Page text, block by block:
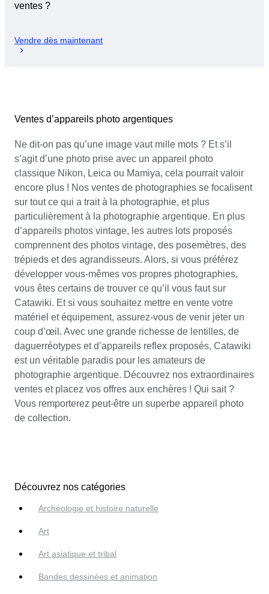
ventes ?
Vendre dès maintenant
Ventes d’appareils photo argentiques
Ne dit-on pas qu’une image vaut mille mots ? Et s’il
s’agit d’une photo prise avec un appareil photo
classique Nikon, Leica ou Mamiya, cela pourrait valoir
encore plus ! Nos ventes de photographies se focalisent
sur tout ce qui a trait à la photographie, et plus
particulièrement à la photographie argentique. En plus
d’appareils photos vintage, les autres lots proposés
comprennent des photos vintage, des posemètres, des
trépieds et des agrandisseurs. Alors, si vous préférez
développer vous-mêmes vos propres photographies,
vous êtes certains de trouver ce qu’il vous faut sur
Catawiki. Et si vous souhaitez mettre en vente votre
matériel et équipement, assurez-vous de venir jeter un
coup d’œil. Avec une grande richesse de lentilles, de
daguerréotypes et d’appareils reflex proposés, Catawiki
est un véritable paradis pour les amateurs de
photographie argentique. Découvrez nos extraordinaires
ventes et placez vos offres aux enchères ! Qui sait ?
Vous remporterez peut-être un superbe appareil photo
de collection.
Découvrez nos catégories
Archéologie et histoire naturelle
Art
Art asiatique et tribal
Bandes dessinées et animation